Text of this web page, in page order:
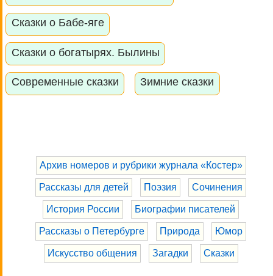
Сказки о Бабе-яге
Сказки о богатырях. Былины
Современные сказки Зимние сказки
Архив номеров и рубрики журнала «Костер»
Рассказы для детей Поэзия Сочинения
История России Биографии писателей
Рассказы о Петербурге Природа Юмор
Искусство общения Загадки Сказки